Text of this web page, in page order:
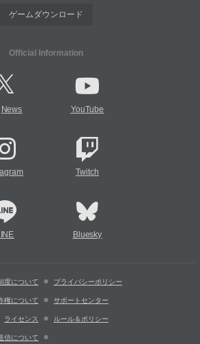
ゲームダウンロード
Official Information
News YouTube
Twitch
Bluesky
度について プライバシーポリシー
権について サポートセンター
ライセンス ルール＆ポリシー
信について